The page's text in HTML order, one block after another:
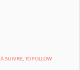
À SUIVRE,TO FOLLOW